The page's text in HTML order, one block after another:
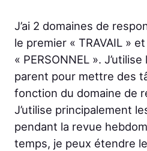
J’ai 2 domaines de
le premier « TRAVAIL »
« PERSONNEL ».
parent pour mettre des
fonction du domaine de
J’utilise principalement
pendant la revue
temps, je peux étendre